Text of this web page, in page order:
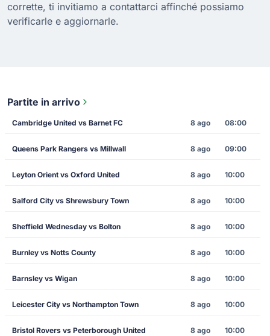
corrette, ti invitiamo a contattarci affinché possiamo
verificarle e aggiornarle.
Partite in arrivo
Cambridge United vs Barnet FC 8 ago 08:00
Queens Park Rangers vs Millwall 8 ago 09:00
Leyton Orient vs Oxford United 8 ago 10:00
Salford City vs Shrewsbury Town 8 ago 10:00
Sheffield Wednesday vs Bolton 8 ago 10:00
Burnley vs Notts County 8 ago 10:00
Barnsley vs Wigan 8 ago 10:00
Leicester City vs Northampton Town 8 ago 10:00
Bristol Rovers vs Peterborough United 8 ago 10:00